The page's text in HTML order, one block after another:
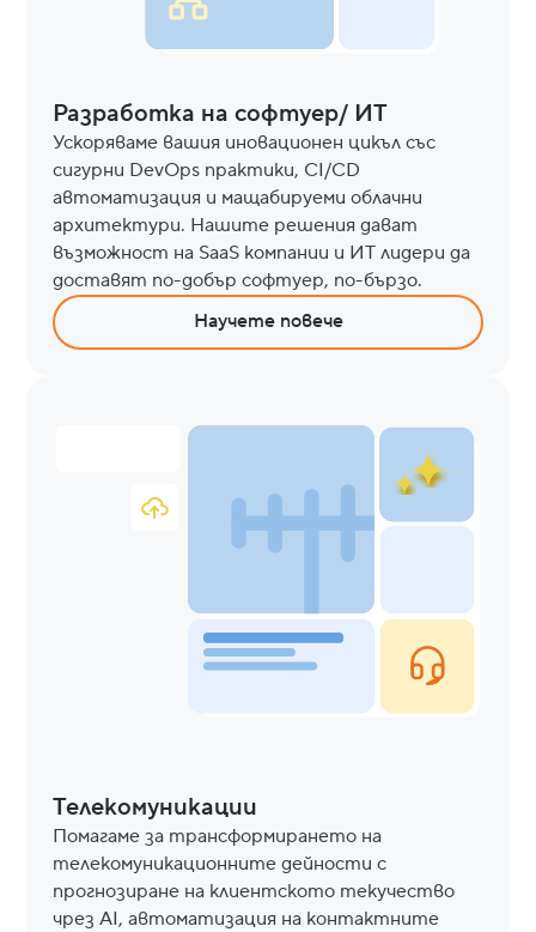
Разработка на софтуер/ ИТ
Ускоряваме вашия иновационен цикъл със
сигурни DevOps практики, CI/CD
автоматизация и мащабируеми облачни
архитектури. Нашите решения дават
възможност на SaaS компании и ИТ лидери да
доставят по-добър софтуер, по-бързо.
Научете повече
Телекомуникации
Помагаме за трансформирането на
телекомуникационните дейности с
прогнозиране на клиентското текучество
чрез AI, автоматизация на контактните